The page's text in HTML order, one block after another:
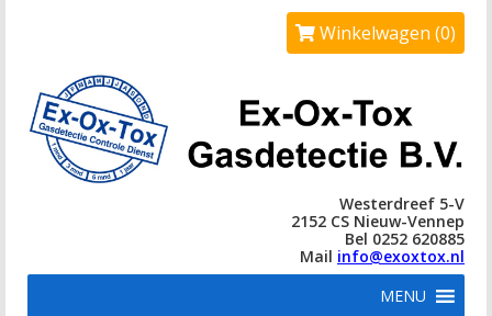
Winkelwagen (0)
Westerdreef 5-V
2152 CS Nieuw-Vennep
Bel 0252 620885
Mail info@exoxtox.nl
MENU